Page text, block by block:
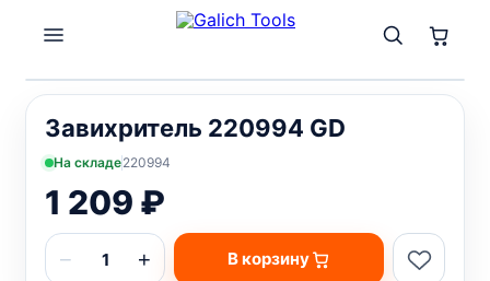
Завихритель 220994 GD
На складе220994
1 209 ₽
− + В корзину